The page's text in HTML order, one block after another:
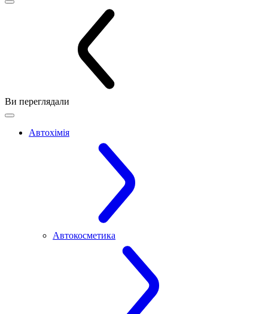
Ви переглядали
Автохімія
Автокосметика